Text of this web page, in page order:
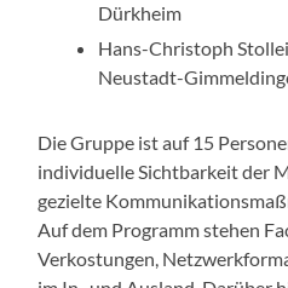
Dürkheim
Hans-Christoph
Neustadt-
Die Gruppe ist auf 15
individuelle Sichtbarkeit der
gezielte
Auf dem Programm stehen
Verkostungen,